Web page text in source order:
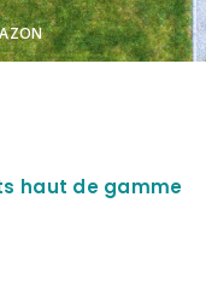
haut de gamme